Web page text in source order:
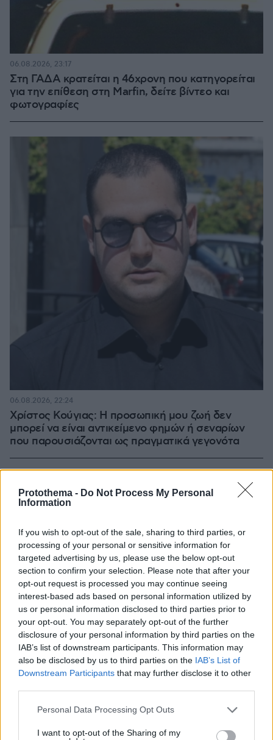
Protothema - Do Not Process My Personal
Information
If you wish to opt-out of the sale, sharing to third parties, or
processing of your personal or sensitive information for
targeted advertising by us, please use the below opt-out
section to confirm your selection. Please note that after your
opt-out request is processed you may continue seeing
interest-based ads based on personal information utilized by
us or personal information disclosed to third parties prior to
your opt-out. You may separately opt-out of the further
disclosure of your personal information by third parties on the
IAB’s list of downstream participants. This information may
also be disclosed by us to third parties on the IAB’s List of
Downstream Participants that may further disclose it to other
Please note that this website/app uses one or more Google
not limited to your visit or usage behaviour. You may click to
Personal Data Processing Opt Outs
I want to opt-out of the Sharing of my
Στη ΓΑΔΑ κρατείται η 46χρονη που κατηγορείται
για την επίθεση στη Marfin, δείτε βίντεο και
φωτογραφίες
06.08.2026, 23:17
Χρίστος Κούγιας: Η προσωπική μου ζωή δεν
μπορεί να είναι αντικείμενο φημών ή σεναρίων
που παρουσιάζονται ως πραγματικά γεγονότα
06.08.2026, 22:24
06.08.2026, 21:23